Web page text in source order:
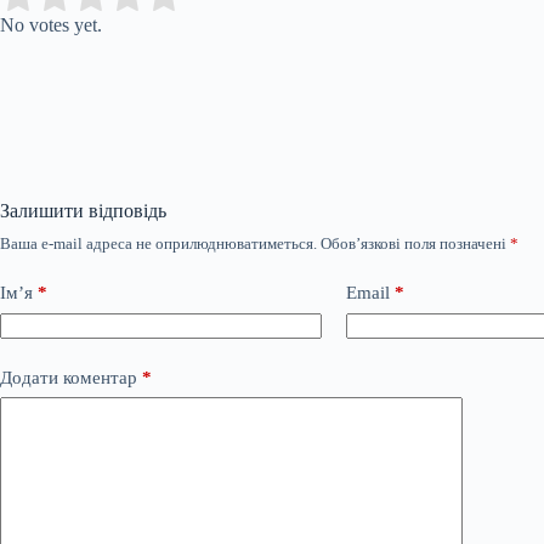
No votes yet.
Залишити відповідь
Ваша e-mail адреса не оприлюднюватиметься. Обов’язкові поля позначені *
Ім’я * Email *
Додати коментар *